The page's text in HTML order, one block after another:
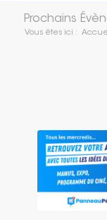
Prochains
Vous êtes ici :